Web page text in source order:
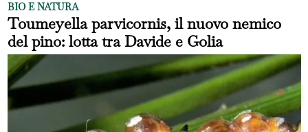
BIO E NATURA
Toumeyella parvicornis, il nuovo nemico
del pino: lotta tra Davide e Golia